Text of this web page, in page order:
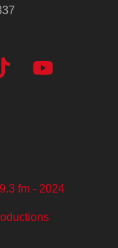
fm - 2024